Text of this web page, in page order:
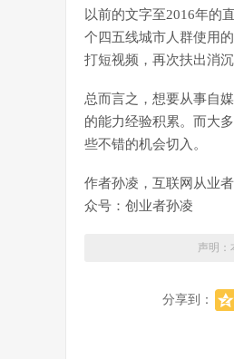
以前的文字至2016年的
个四五线城市人群使用
打短视频，再次扶出消
总而言之，想要从事自
的能力经验积累。而大
些不错的机会切入。
作者孙凌，互联网从业
众号：创业者孙凌
声明：
分享到：